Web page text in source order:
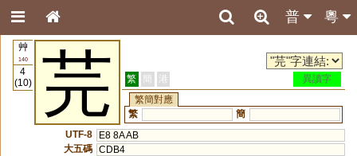
粵
普
艸
140
4
(10)
芫 繁 簡 港
異讀字
繁簡對應
繁
簡
UTF-8
E8 8A AB
大五碼 CDB4